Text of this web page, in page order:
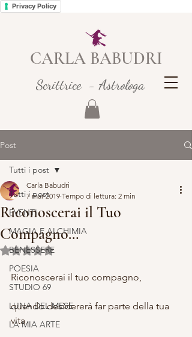
Privacy Policy
CARLA BABUDRI
Scrittrice - Astrologa
Post
Tutti i post
EVENTI
MAGIA E ALCHIMIA
BENESSERE
POESIA
STUDIO 69
LUNA DEL MESE
LA MIA ARTE
Tutti i post
Riconoscerai il Tuo
Compagno…
Carla Babudri
7 mar 2019 Tempo di lettura: 2 min
Valutazione NaN stelle su 5.
Riconoscerai il tuo compagno,
quando desidererà far parte della tua
vita